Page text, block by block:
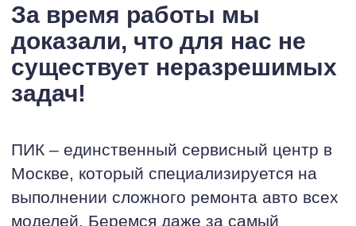
За время работы мы
доказали, что для нас не
существует неразрешимых
задач!
ПИК – единственный сервисный центр в
Москве, который специализируется на
выполнении сложного ремонта авто всех
моделей. Беремся даже за самый